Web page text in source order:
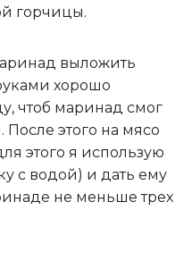
горчицы.
выложить
хорошо
чтоб маринад смог
После этого на мясо
этого я использую
с водой) и дать ему
не меньше трех